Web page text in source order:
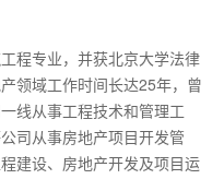
程专业，并获北京大学法律
领域工作时间长达25年，曾
线从事工程技术和管理工
司从事房地产项目开发管
建设、房地产开发及项目运